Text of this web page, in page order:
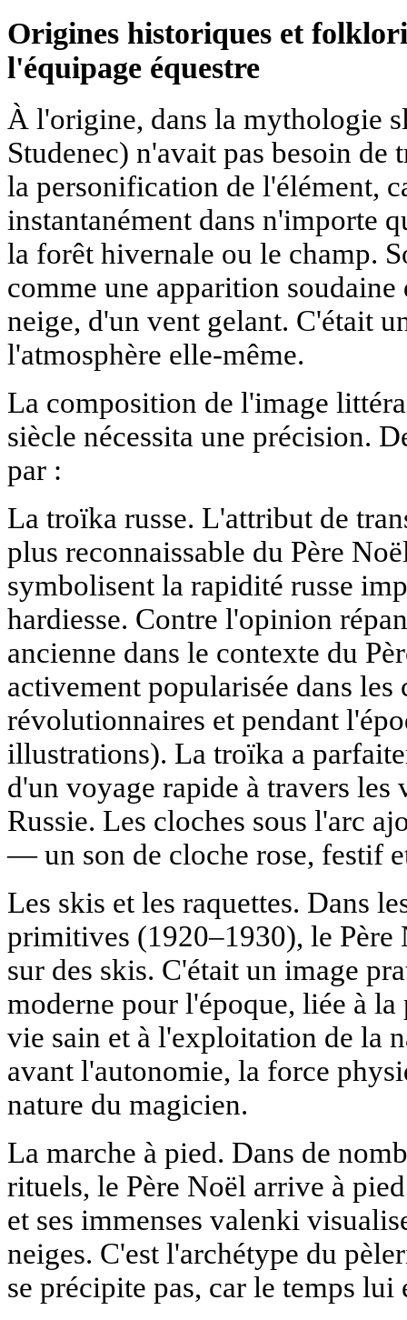
Origines historiques et
l'équipage équestre
À l'origine, dans la mythologie
Studenec) n'avait pas besoin de
la personification de l'élément,
instantanément dans n'importe
la forêt hivernale ou le champ.
comme une apparition soudaine
neige, d'un vent gelant. C'était
l'atmosphère elle-même.
La composition de l'image
siècle nécessita une précision.
par :
La troïka russe. L'attribut de
plus reconnaissable du Père
symbolisent la rapidité russe
hardiesse. Contre l'opinion
ancienne dans le contexte du
activement popularisée dans les
révolutionnaires et pendant
illustrations). La troïka a
d'un voyage rapide à travers les
Russie. Les cloches sous l'arc
— un son de cloche rose, festif
Les skis et les raquettes. Dans
primitives (1920–1930), le Père
sur des skis. C'était un image
moderne pour l'époque, liée à
vie sain et à l'exploitation de la
avant l'autonomie, la force
nature du magicien.
La marche à pied. Dans de
rituels, le Père Noël arrive à
et ses immenses valenki
neiges. C'est l'archétype du
se précipite pas, car le temps lui